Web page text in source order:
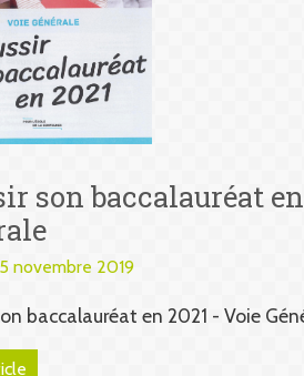
son baccalauréat
novembre 2019
baccalauréat en 2021 - Voie